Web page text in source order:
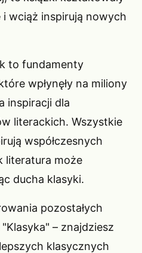
i wciąż inspirują nowych
to fundamenty
wpłynęły na miliony
inspiracji dla
literackich. Wszystkie
współczesnych
literatura może
ducha klasyki.
pozostałych
– znajdziesz
klasycznych